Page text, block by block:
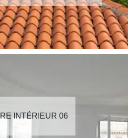
INTÉRIEUR 06